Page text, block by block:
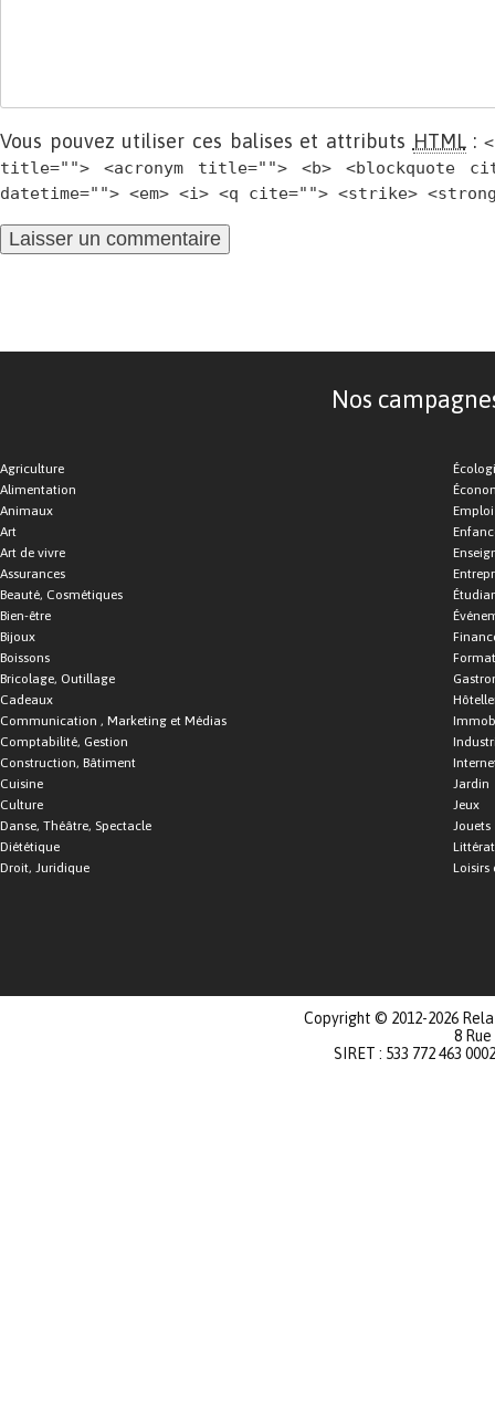
Vous pouvez utiliser ces balises et attributs HTML:
title=""> <acronym title=""> <b> <blockquote
datetime=""> <em> <i> <q cite=""> <strike>
Nos
Agriculture
Alimentation
Animaux
Art
Art de vivre
Assurances
Beauté, Cosmétiques
Bien-être
Bijoux
Boissons
Bricolage, Outillage
Cadeaux
Communication , Marketing et Médias
Comptabilité, Gestion
Construction, Bâtiment
Cuisine
Culture
Danse, Théâtre, Spectacle
Diététique
Droit, Juridique
Emploi
Jardin
Jeux
Jouets
Loisirs
Copyright © 2012-2026
8
SIRET : 533 772 463